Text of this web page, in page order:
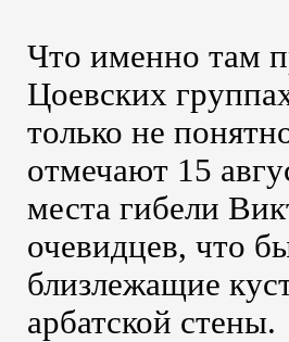
Что именно там
Цоевских
только не
отмечают 15
места гибели
очевидцев, что
близлежащие
арбатской стены.